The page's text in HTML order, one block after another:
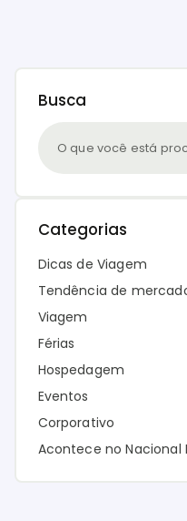
Busca
Categorias
Dicas de Viagem
Tendência de
Viagem
Férias
Hospedagem
Eventos
Corporativo
Acontece no Nacional